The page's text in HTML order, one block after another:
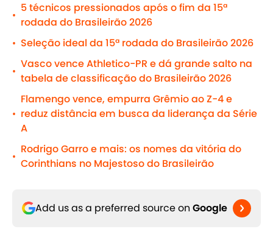
•
5 técnicos pressionados após o fim da 15ª
rodada do Brasileirão 2026
• Seleção ideal da 15ª rodada do Brasileirão 2026
•
Vasco vence Athletico-PR e dá grande salto na
tabela de classificação do Brasileirão 2026
•
Flamengo vence, empurra Grêmio ao Z-4 e
reduz distância em busca da liderança da Série
A
•
Rodrigo Garro e mais: os nomes da vitória do
Corinthians no Majestoso do Brasileirão
Add us as a preferred source on Google